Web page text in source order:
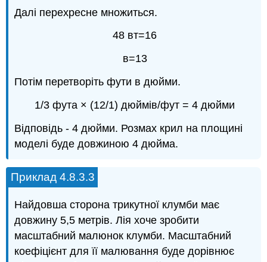
Далі перехресне множиться.
48 вт=16
в=13
Потім перетворіть фути в дюйми.
1/3 фута × (12/1) дюймів/фут = 4 дюйми
Відповідь - 4 дюйми. Розмах крил на площині
моделі буде довжиною 4 дюйма.
Приклад 4.8.3.3
Найдовша сторона трикутної клумби має
довжину 5,5 метрів. Лія хоче зробити
масштабний малюнок клумби. Масштабний
коефіцієнт для її малювання буде дорівнює